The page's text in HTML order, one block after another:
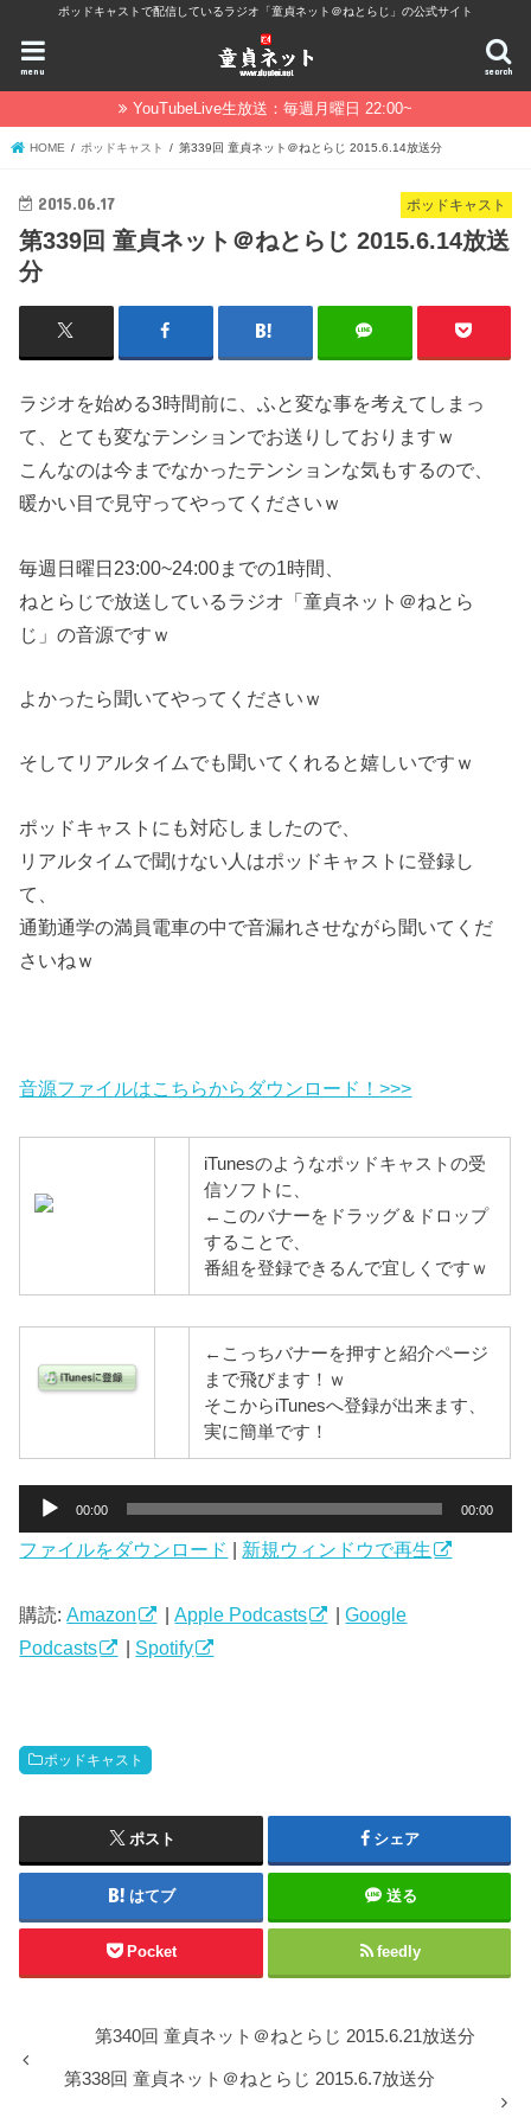
ポッドキャストで配信しているラジオ「童貞ネット＠ねとらじ」の公式サイト
search
menu
YouTubeLive生放送：毎週月曜日 22:00~
HOME ポッドキャスト 第339回 童貞ネット＠ねとらじ 2015.6.14放送分
ポッドキャスト
2015.06.17
第339回 童貞ネット＠ねとらじ 2015.6.14放送
分
ラジオを始める3時間前に、ふと変な事を考えてしまっ
て、とても変なテンションでお送りしておりますｗ
こんなのは今までなかったテンションな気もするので、
暖かい目で見守ってやってくださいｗ
毎週日曜日23:00~24:00までの1時間、
ねとらじで放送しているラジオ「童貞ネット＠ねとら
じ」の音源ですｗ
よかったら聞いてやってくださいｗ
そしてリアルタイムでも聞いてくれると嬉しいですｗ
ポッドキャストにも対応しましたので、
リアルタイムで聞けない人はポッドキャストに登録し
て、
通勤通学の満員電車の中で音漏れさせながら聞いてくだ
さいねｗ
音源ファイルはこちらからダウンロード！>>>
iTunesのようなポッドキャストの受
信ソフトに、
←このバナーをドラッグ＆ドロップ
することで、
番組を登録できるんで宜しくですｗ
←こっちバナーを押すと紹介ページ
まで飛びます！ｗ
そこからiTunesへ登録が出来ます、
実に簡単です！
プ
ー
ヤ
00:00 00:00
ファイルをダウンロード | 新規ウィンドウで再生
購読:Amazon |Apple Podcasts |Google
Podcasts
| Spotify
ポッドキャスト
ポスト シェア
はてブ 送る
Pocket feedly
第340回 童貞ネット＠ねとらじ 2015.6.21放送分
第338回 童貞ネット＠ねとらじ 2015.6.7放送分